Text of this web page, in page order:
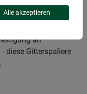
Garten eine
Rankhilfen bieten
an
diese Gitterspaliere
Alle akzeptieren